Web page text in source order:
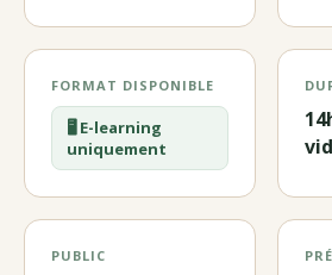
FORMAT DISPONIBLE
🖥️ E-learning
uniquement
PUBLIC